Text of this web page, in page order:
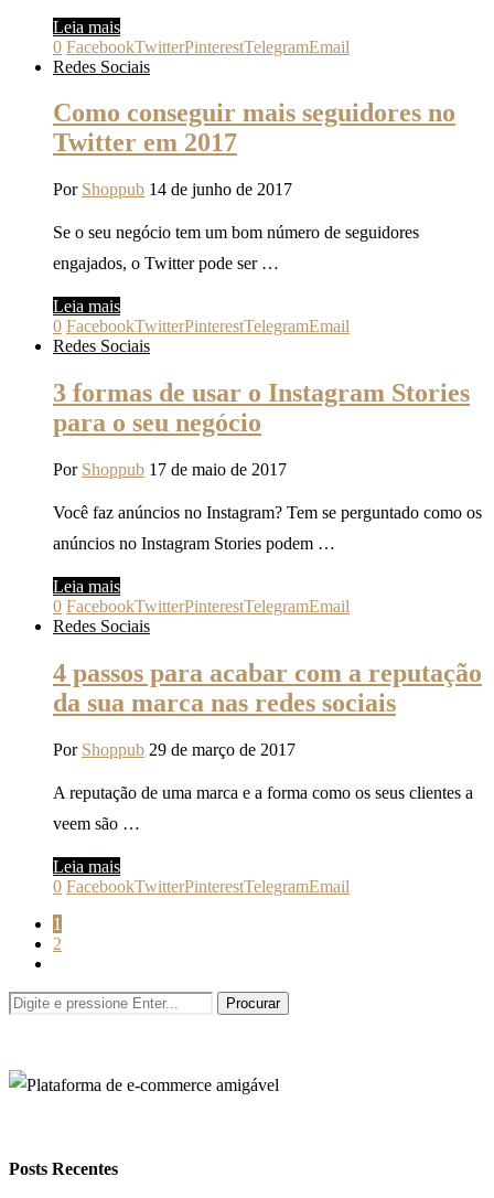
Leia mais
0 FacebookTwitterPinterestTelegramEmail
Redes Sociais
Como conseguir mais seguidores no
Twitter em 2017
Por Shoppub 14 de junho de 2017
Se o seu negócio tem um bom número de seguidores
engajados, o Twitter pode ser …
Leia mais
0 FacebookTwitterPinterestTelegramEmail
Redes Sociais
3 formas de usar o Instagram Stories
para o seu negócio
Por Shoppub 17 de maio de 2017
Você faz anúncios no Instagram? Tem se perguntado como os
anúncios no Instagram Stories podem …
Leia mais
0 FacebookTwitterPinterestTelegramEmail
Redes Sociais
4 passos para acabar com a reputação
da sua marca nas redes sociais
Por Shoppub 29 de março de 2017
A reputação de uma marca e a forma como os seus clientes a
veem são …
Leia mais
0 FacebookTwitterPinterestTelegramEmail
1
2
Posts Recentes